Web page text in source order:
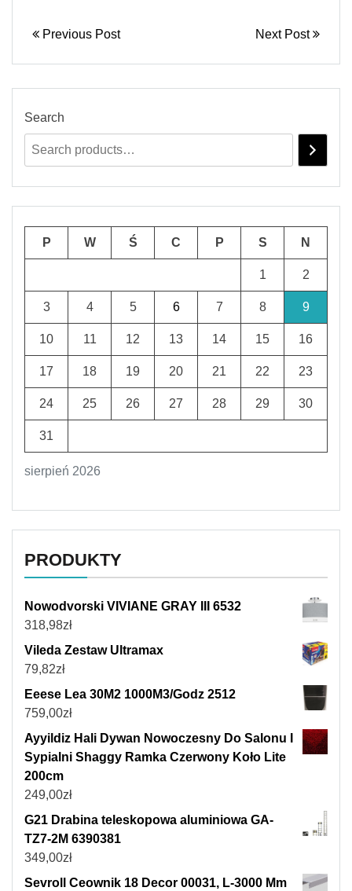
Previous Post Next Post
Search
sierpień 2026
P W Ś C P S N
1 2
3 4 5 6 7 8 9
10 11 12 13 14 15 16
17 18 19 20 21 22 23
24 25 26 27 28 29 30
31
PRODUKTY
Nowodvorski VIVIANE GRAY III 6532
318,98zł
Vileda Zestaw Ultramax
79,82zł
Eeese Lea 30M2 1000M3/Godz 2512
759,00zł
Ayyildiz Hali Dywan Nowoczesny Do Salonu I
Sypialni Shaggy Ramka Czerwony Koło Lite
200cm
249,00zł
G21 Drabina teleskopowa aluminiowa GA-
TZ7-2M 6390381
349,00zł
Sevroll Ceownik 18 Decor 00031, L-3000 Mm